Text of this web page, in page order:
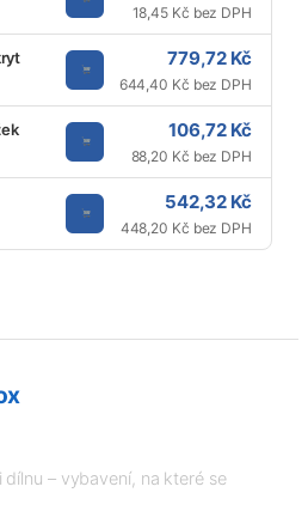
18,45 Kč bez DPH
779,72 Kč
644,40 Kč bez DPH
106,72 Kč
88,20 Kč bez DPH
542,32 Kč
448,20 Kč bez DPH
– vybavení, na které se